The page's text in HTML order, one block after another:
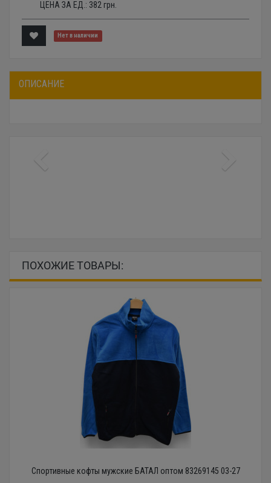
ЦЕНА ЗА ЕД.: 382 грн.
Нет в наличии
ОПИСАНИЕ
ПОХОЖИЕ ТОВАРЫ:
Спортивные кофты мужские БАТАЛ оптом 83269145 03-27